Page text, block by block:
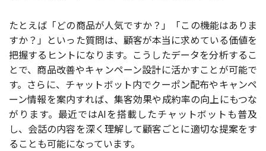
たとえば「どの商品が人気ですか？」「この機能はありま
すか？」といった質問は、顧客が本当に求めている価値を
把握するヒントになります。こうしたデータを分析するこ
とで、商品改善やキャンペーン設計に活かすことが可能で
す。さらに、チャットボット内でクーポン配布やキャンペ
ーン情報を案内すれば、集客効果や成約率の向上にもつな
がります。最近ではAIを搭載したチャットボットも普及
し、会話の内容を深く理解して顧客ごとに適切な提案をす
ることも可能になっています。